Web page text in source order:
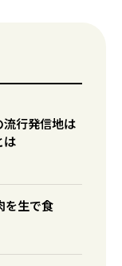
流行発信地は
は
生で食